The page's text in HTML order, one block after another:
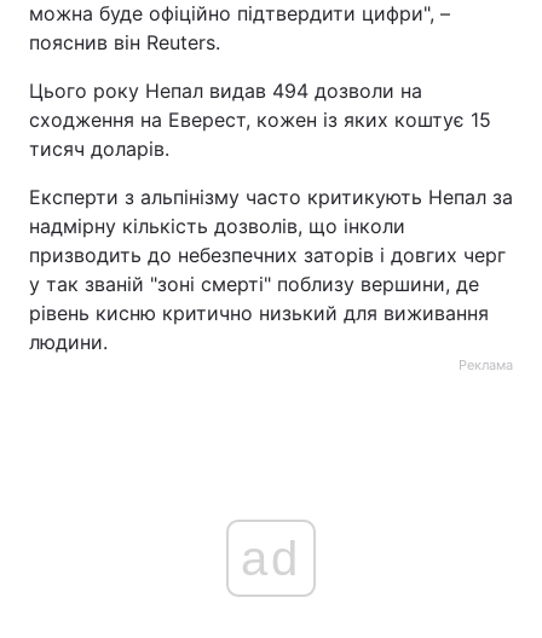
можна буде офіційно підтвердити цифри", –
пояснив він Reuters.
Цього року Непал видав 494 дозволи на
сходження на Еверест, кожен із яких коштує 15
тисяч доларів.
Експерти з альпінізму часто критикують Непал за
надмірну кількість дозволів, що інколи
призводить до небезпечних заторів і довгих черг
у так званій "зоні смерті" поблизу вершини, де
рівень кисню критично низький для виживання
людини.
Реклама
ad